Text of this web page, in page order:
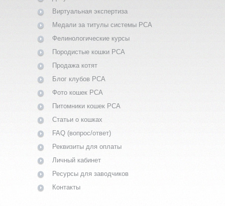
Виртуальная экспертиза
Медали за титулы системы PCA
Фелинологические курсы
Породистые кошки PCA
Продажа котят
Блог клубов PCA
Фото кошек PCA
Питомники кошек PCA
Статьи о кошках
FAQ (вопрос/ответ)
Реквизиты для оплаты
Личный кабинет
Ресурсы для заводчиков
Контакты